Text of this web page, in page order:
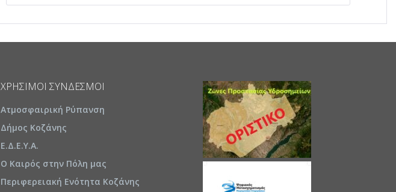
ΧΡΉΣΙΜΟΙ ΣΎΝΔΕΣΜΟΙ
Ατμοσφαιρική Ρύπανση
Δήμος Κοζάνης
Ε.Δ.Ε.Υ.Α.
Ο Καιρός στην Πόλη μας
Περιφερειακή Ενότητα Κοζάνης